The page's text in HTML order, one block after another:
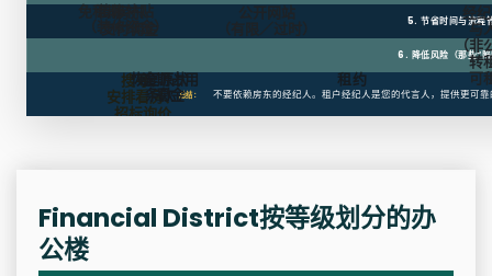
房东
支付佣金
公开网站
（有限／过时）
经
与
（非
转
可
免租期
装修补贴
（装修资金） 5. 节省时间与流程
6. 降低风险（那些“
搜寻、
安排看房、
招标询价
恢复原状
条款
逾期占用
罚金
租约
总结： 不要依赖房东的经纪人。租户经纪人是您的代言人，提供更可
Financial District按等级划分的办
公楼